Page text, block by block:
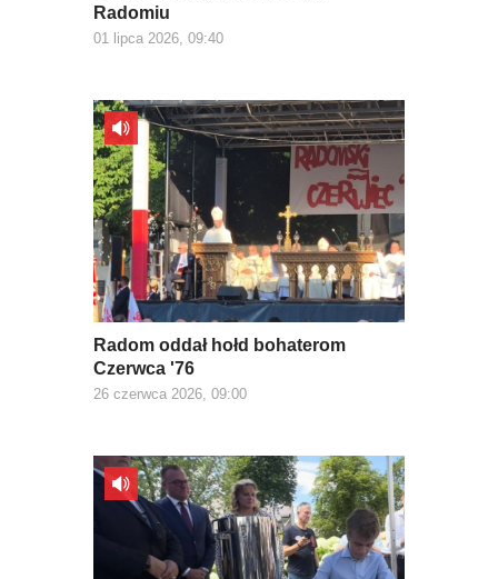
Radomiu
01 lipca 2026, 09:40
Radom oddał hołd bohaterom
Czerwca '76
26 czerwca 2026, 09:00